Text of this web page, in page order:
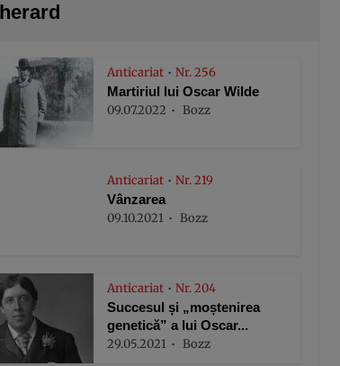
Anticariat • Nr. 256
Martiriul lui Oscar Wilde
09.07.2022
Bozz
Anticariat • Nr. 219
Vânzarea
09.10.2021
Bozz
Anticariat • Nr. 204
Succesul și „moștenirea
genetică” a lui Oscar...
29.05.2021
Bozz